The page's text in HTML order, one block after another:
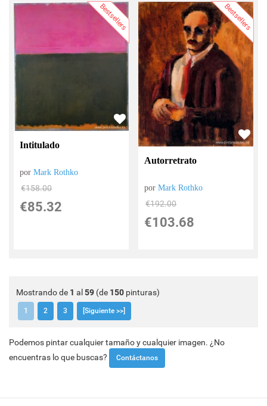
Bestsellers
Intitulado
porMark Rothko
€158.00
€85.32
Bestsellers
Autorretrato
porMark Rothko
€192.00
€103.68
Mostrando de 1 al 59 (de 150 pinturas)
1 2 3 [Siguiente >>]
Podemos pintar cualquier tamaño y cualquier imagen. ¿No
encuentras lo que buscas?
Contáctanos